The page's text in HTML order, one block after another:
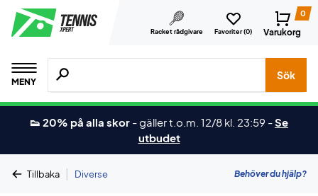
Racket rådgivare Favoriter (0)
0
Varukorg
MENY
Sök efter produkter, märken osv.
Sök
👟 20% på alla skor -gäller t.o.m. 12/8 kl. 23:59 -Se
utbudet
Tillbaka | Diverse Behöver du hjälp?